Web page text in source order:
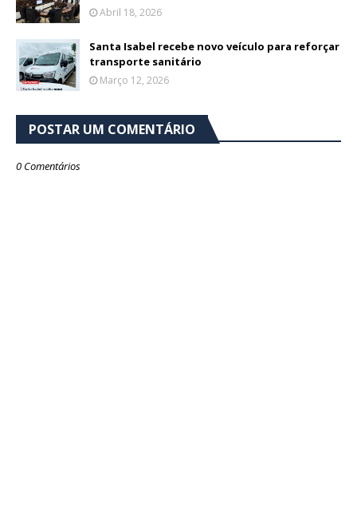
Abril 18, 2026
Santa Isabel recebe novo veículo para reforçar
transporte sanitário
Março 12, 2026
POSTAR UM COMENTÁRIO
0 Comentários